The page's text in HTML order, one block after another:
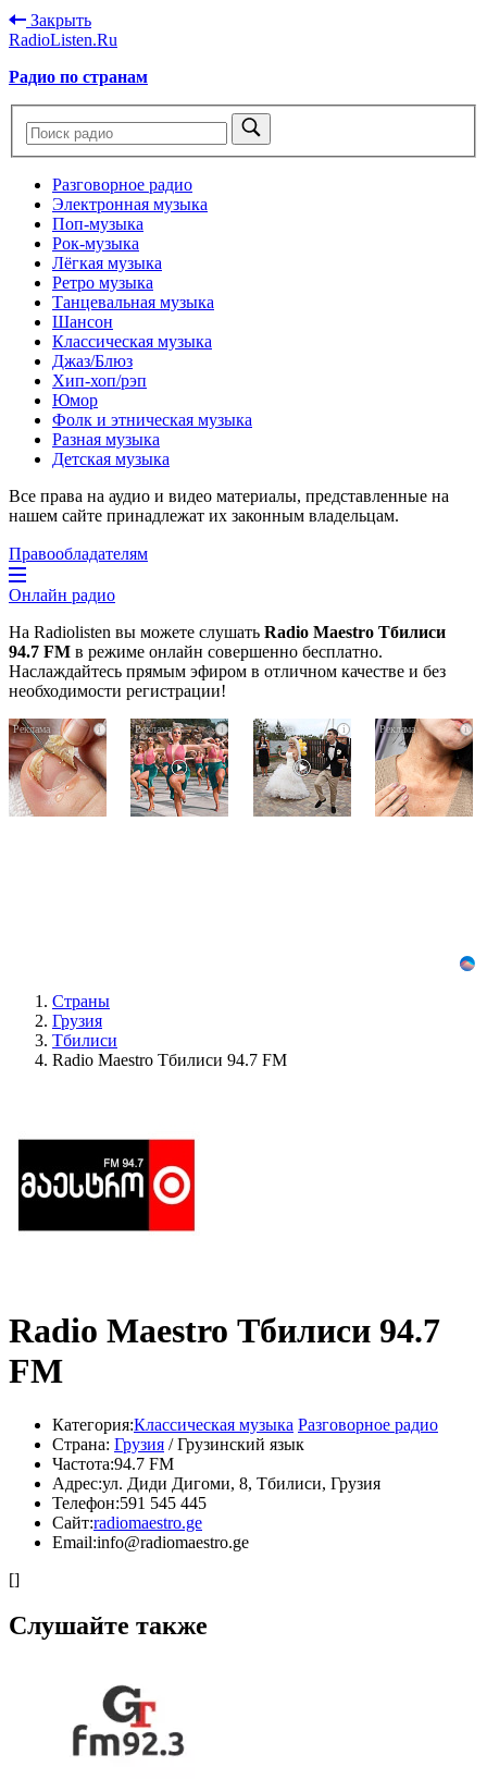
Закрыть
RadioListen.Ru
Радио по странам
Разговорное радио
Электронная музыка
Поп-музыка
Рок-музыка
Лёгкая музыка
Ретро музыка
Танцевальная музыка
Шансон
Классическая музыка
Джаз/Блюз
Хип-хоп/рэп
Юмор
Фолк и этническая музыка
Разная музыка
Детская музыка
Все права на аудио и видео материалы, представленные на
нашем сайте принадлежат их законным владельцам.
Правообладателям
Онлайн радио
На Radiolisten вы можете слушать Radio Maestro Тбилиси
94.7 FM в режиме онлайн совершенно бесплатно.
Наслаждайтесь прямым эфиром в отличном качестве и без
необходимости регистрации!
i
Грибок
ногтях
стирается
как
i
Ржу
переставая,
это
видео
i
Этот
танец
невесты
оставит
вас
i
Страны
Грузия
Тбилиси
Radio Maestro Тбилиси 94.7 FM
Radio Maestro Тбилиси 94.7
FM
Категория:Классическая музыка Разговорное радио
Страна: Грузия / Грузинский язык
Частота:94.7 FM
Адрес:ул. Диди Дигоми, 8, Тбилиси, Грузия
Телефон:591 545 445
Сайт:radiomaestro.ge
Email:info@radiomaestro.ge
[]
Слушайте также